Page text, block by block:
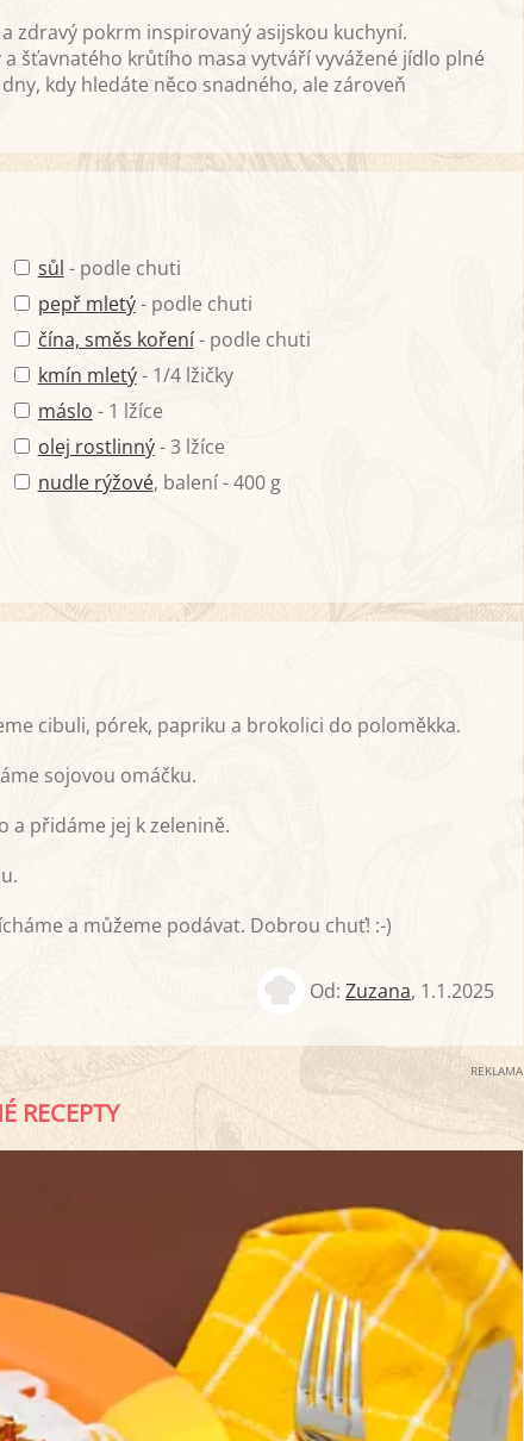
zdravý pokrm inspirovaný asijskou kuchyní.
šťavnatého krůtího masa vytváří vyvážené jídlo plné
kdy hledáte něco snadného, ale zároveň
sůl - podle chuti
pepř mletý- podle chuti
čína, směs koření- podle chuti
kmín mletý- 1/4 lžičky
máslo - 1 lžíce
olej rostlinný- 3 lžíce
nudle rýžové, balení - 400 g
cibuli, pórek, papriku a brokolici do poloměkka.
sojovou omáčku.
a přidáme jej k zelenině.
a můžeme podávat. Dobrou chuť! :-)
Od:Zuzana, 1.1.2025
REKLAMA
RECEPTY